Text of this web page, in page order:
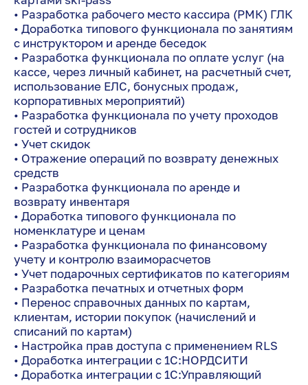
• Разработка рабочего место кассира (РМК) ГЛК
• Доработка типового функционала по занятиям
с инструктором и аренде беседок
• Разработка функционала по оплате услуг (на
кассе, через личный кабинет, на расчетный счет,
использование ЕЛС, бонусных продаж,
корпоративных мероприятий)
• Разработка функционала по учету проходов
гостей и сотрудников
• Учет скидок
• Отражение операций по возврату денежных
средств
• Разработка функционала по аренде и
возврату инвентаря
• Доработка типового функционала по
номенклатуре и ценам
• Разработка функционала по финансовому
учету и контролю взаиморасчетов
• Учет подарочных сертификатов по категориям
• Разработка печатных и отчетных форм
• Перенос справочных данных по картам,
клиентам, истории покупок (начислений и
списаний по картам)
• Настройка прав доступа с применением RLS
• Доработка интеграции с 1С:НОРДСИТИ
• Доработка интеграции с 1С:Управляющий